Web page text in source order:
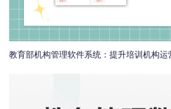
教育部机构管理软件系统：提升培训机构